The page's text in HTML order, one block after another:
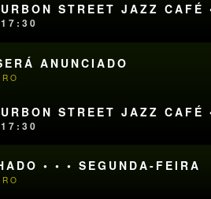
STREET JAZZ
ANUNCIADO
STREET JAZZ
• • • SEGUNDA-FEIRA